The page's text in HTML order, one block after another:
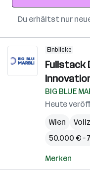
Du erhältst nur
Einblicke
Fullstack
BIG BLUE
Heute
Wien
50.000 € –
Merken